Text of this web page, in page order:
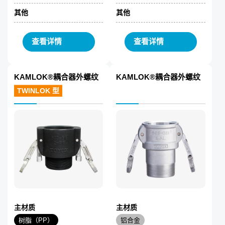
其他
查看详情
其他
查看详情
KAMLOK®耦合器外螺纹
TWINLOK 型
主材质
树脂（PP）
KAMLOK®耦合器外螺纹
主材质
铝合金